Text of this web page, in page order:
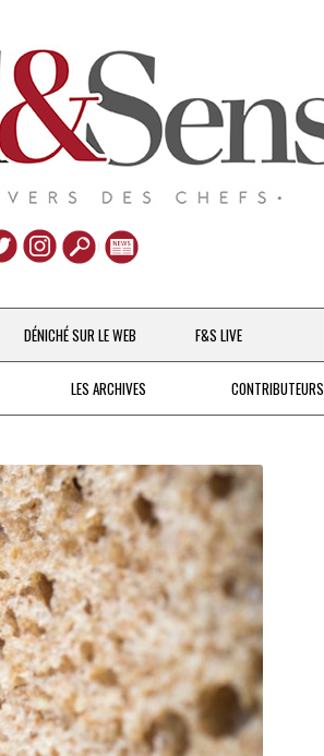
Aller
au
contenu
DÉNICHÉ SUR LE WEB F&S LIVE
LES ARCHIVES
DEPUIS 2016
CONTRIBUTEURS